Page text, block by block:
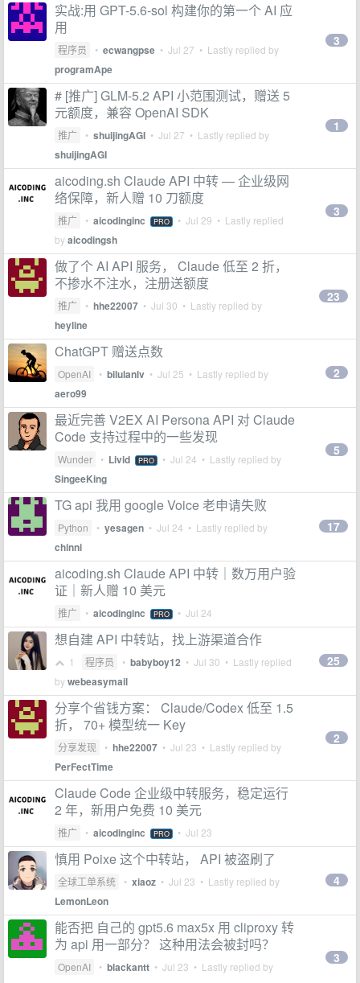
实战:用 GPT-5.6-sol 构建你的第一个 AI 应
用
程序员 • ecwangpse • Jul 27 • Lastly replied by
programApe
3
# [推广] GLM-5.2 API 小范围测试，赠送 5
元额度，兼容 OpenAI SDK
推广 • shuijingAGI • Jul 27 • Lastly replied by
shuijingAGI
1
aicoding.sh Claude API 中转 — 企业级网
络保障，新人赠 10 刀额度
推广 • aicodinginc PRO • Jul 29 • Lastly replied
byaicodingsh
3
做了个 AI API 服务， Claude 低至 2 折，
不掺水不注水，注册送额度
推广 • hhe22007 • Jul 30 • Lastly replied by
heyline
23
ChatGPT 赠送点数
OpenAI • bilulanlv • Jul 25 • Lastly replied by
aero99
2
最近完善 V2EX AI Persona API 对 Claude
Code 支持过程中的一些发现
Wunder • Livid PRO • Jul 24 • Lastly replied by
SingeeKing
5
TG api 我用 google Voice 老申请失败
Python • yesagen • Jul 24 • Lastly replied by
chinni
17
aicoding.sh Claude API 中转｜数万用户验
证｜新人赠 10 美元
推广 • aicodinginc PRO • Jul 24
想自建 API 中转站，找上游渠道合作
1 程序员 • babyboy12 • Jul 30 • Lastly replied
bywebeasymail
25
分享个省钱方案： Claude/Codex 低至 1.5
折， 70+ 模型统一 Key
分享发现 • hhe22007 • Jul 23 • Lastly replied by
PerFectTime
2
Claude Code 企业级中转服务，稳定运行
2 年，新用户免费 10 美元
推广 • aicodinginc PRO • Jul 23
慎用 Poixe 这个中转站， API 被盗刷了
全球工单系统 • xiaoz • Jul 23 • Lastly replied by
LemonLeon
4
能否把 自己的 gpt5.6 max5x 用 cliproxy 转
为 api 用一部分？ 这种用法会被封吗？
OpenAI • blackantt • Jul 23 • Lastly replied by
3